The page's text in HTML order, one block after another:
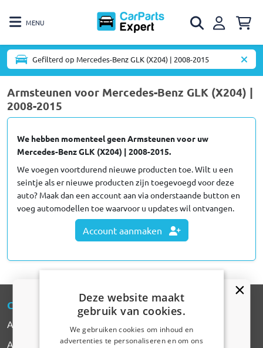
MENU
Gefilterd op Mercedes-Benz GLK (X204) | 2008-2015
Armsteunen voor Mercedes-Benz GLK (X204) |
2008-2015
We hebben momenteel geen Armsteunen voor uw
Mercedes-Benz GLK (X204) | 2008-2015.
We voegen voortdurend nieuwe producten toe. Wilt u een
seintje als er nieuwe producten zijn toegevoegd voor deze
auto? Maak dan een account aan via onderstaande button en
voeg automodellen toe waarvoor u updates wil ontvangen.
Account aanmaken
CARPARTS -EXPERT
Alle Producten
Automerken
Deze website maakt
gebruik van cookies.
We gebruiken cookies om inhoud en
advertenties te personaliseren en om ons